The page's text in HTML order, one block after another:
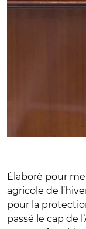
Élaboré pour
agricole de
pour la
passé le cap de